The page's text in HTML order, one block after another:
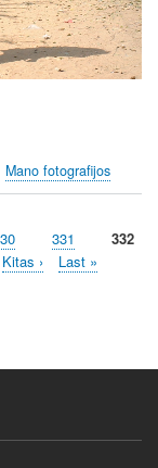
Mano fotografijos
Page
331
332
Next
Kitas ›
Last
Last »